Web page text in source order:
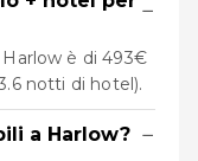
−
è di 493€
notti di hotel).
a Harlow? −